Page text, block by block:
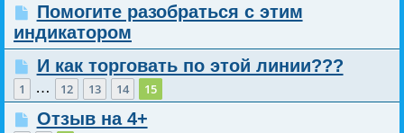
Помогите разобраться с этим
индикатором
И как торговать по этой линии???
1 … 12 13 14 15
Отзыв на 4+